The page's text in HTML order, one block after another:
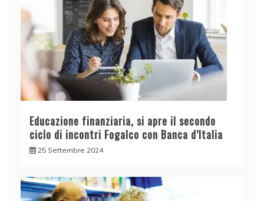
Educazione finanziaria, si apre il secondo
ciclo di incontri Fogalco con Banca d’Italia
25 Settembre 2024